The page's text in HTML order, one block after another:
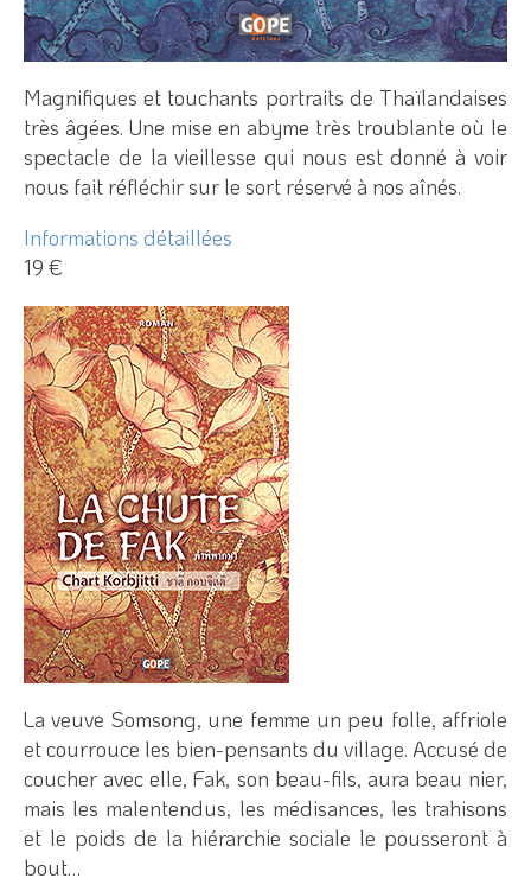
Magnifiques et touchants portraits de Thaïlandaises
très âgées. Une mise en abyme très troublante où le
spectacle de la vieillesse qui nous est donné à voir
nous fait réfléchir sur le sort réservé à nos aînés.
Informations détaillées
19 €
La veuve Somsong, une femme un peu folle, affriole
et courrouce les bien-pensants du village. Accusé de
coucher avec elle, Fak, son beau-fils, aura beau nier,
mais les malentendus, les médisances, les trahisons
et le poids de la hiérarchie sociale le pousseront à
bout…